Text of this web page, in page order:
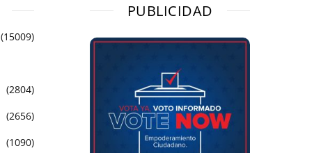
(15009)
(2804)
(2656)
(1090)
PUBLICIDAD